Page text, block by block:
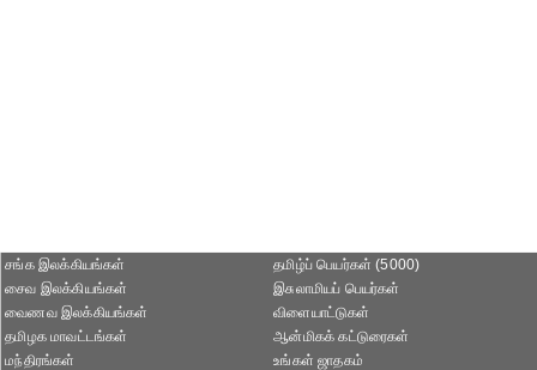
சங்க இலக்கியங்கள்
சைவ இலக்கியங்கள்
வைணவ இலக்கியங்கள்
தமிழக மாவட்டங்கள்
தமிழ்ப் பெயர்கள் (5000)
இசுலாமியப் பெயர்கள்
விளையாட்டுகள்
ஆன்மிகக் கட்டுரைகள்
மந்திரங்கள்
உங்கள் ஜாதகம்